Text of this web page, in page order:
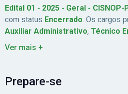
Edital 01 - 2025 - Geral - CISNOP-
com status Encerrado. Os cargos
Auxiliar Administrativo, Técnico
Advogado
banca organizadora é
80,00 a R$ 150,00
Ver mais +
Prepare-se